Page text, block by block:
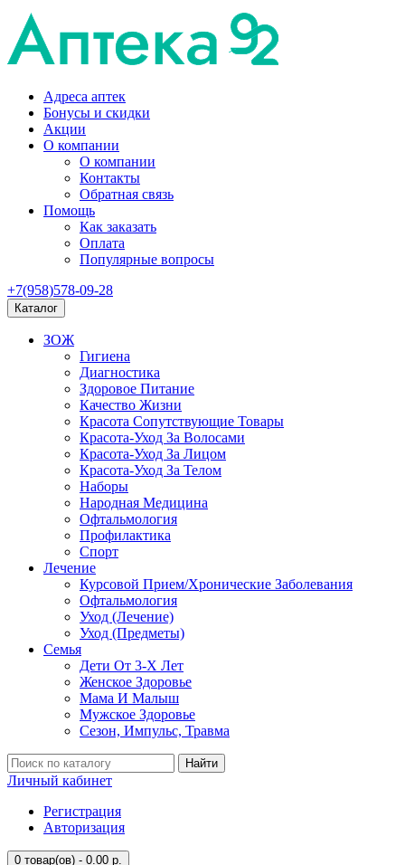
Адреса аптек
Бонусы и скидки
Акции
О компании
О компании
Контакты
Обратная связь
Помощь
Как заказать
Оплата
Популярные вопросы
+7(958)578-09-28
Каталог
ЗОЖ
Гигиена
Диагностика
Здоровое Питание
Качество Жизни
Красота Сопутствующие Товары
Красота-Уход За Волосами
Красота-Уход За Лицом
Красота-Уход За Телом
Наборы
Народная Медицина
Офтальмология
Профилактика
Спорт
Лечение
Курсовой Прием/Хронические Заболевания
Офтальмология
Уход (Лечение)
Уход (Предметы)
Семья
Дети От 3-Х Лет
Женское Здоровье
Мама И Малыш
Мужское Здоровье
Сезон, Импульс, Травма
Найти
Личный кабинет
Регистрация
Авторизация
0 товар(ов) - 0.00 р.